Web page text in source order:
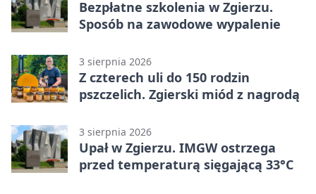
Bezpłatne szkolenia w Zgierzu.
Sposób na zawodowe wypalenie
3 sierpnia 2026
Z czterech uli do 150 rodzin
pszczelich. Zgierski miód z nagrodą
3 sierpnia 2026
Upał w Zgierzu. IMGW ostrzega
przed temperaturą sięgającą 33°C